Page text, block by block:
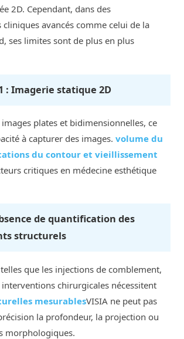
2D. Cependant, dans des
avancés comme celui de la
ses limites sont de plus en plus
: Imagerie statique 2D
plates et bidimensionnelles, ce
à capturer des images. volume du
du contour et vieillissement
critiques en médecine esthétique
de quantification des
structurels
que les injections de comblement,
chirurgicales nécessitent
mesurablesVISIA ne peut pas
la profondeur, la projection ou
morphologiques.